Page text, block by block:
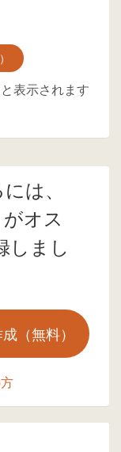
表示されます
は、
オス
しまし
（無料）